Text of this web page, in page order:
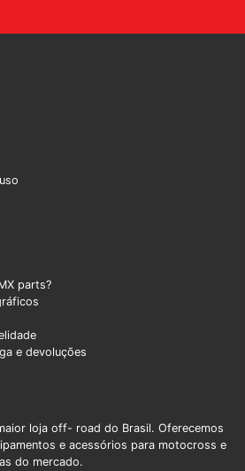
parts?
e devoluções
loja off- road do Brasil. Oferecemos
e acessórios para motocross e
do mercado.